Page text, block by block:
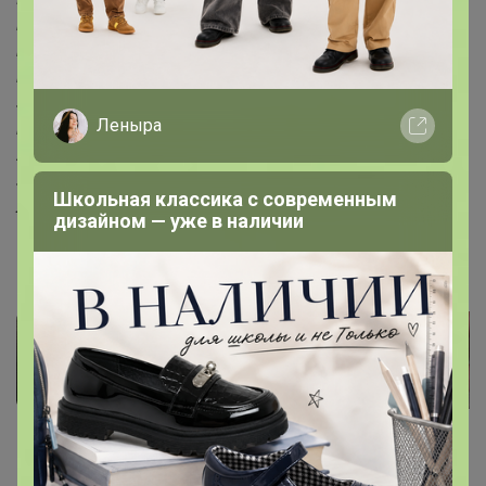
компонентов, беременность, кормление грудью. Перед
применением рекомендуется проконсультироваться с
врачом. Хранить в оригинальной закрытой упаковке, в
защищенном от прямых солнечных лучей и
недоступном для детей месте при температуре не выше
25°С. После вскрытия упаковки хранить плотно
закрытым при тех же условиях. Не является
лекарством.
Фотографии покупателей 4
Комментарии 23
Леныра
Школьная классика с современным
дизайном — уже в наличии